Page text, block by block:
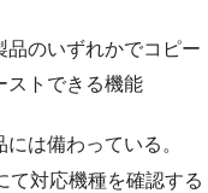
のいずれかでコピー
ストできる機能
は備わっている。
て対応機種を確認する